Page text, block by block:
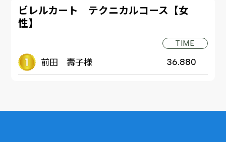
ビレルカート テクニカルコース【女
性】
TIME
前田 壽子様 36.880